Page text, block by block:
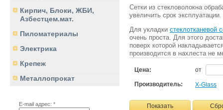
Кирпич, Блоки, ЖБИ,
Азбестцем.мат.
Пиломатериалы
Электрика
Крепеж
Металлопрокат
E-mail адрес: *
Сетки из стекловолокна
увеличить срок
Для укладки стеклотканевой
очень проста. Для этого
поверх которой
производится в нахлеста не
Цена: от
Производитель: Х-Glass
Показать